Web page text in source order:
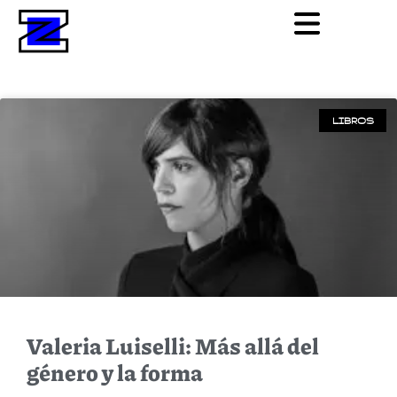
LIBROS
Valeria Luiselli: Más allá del
género y la forma